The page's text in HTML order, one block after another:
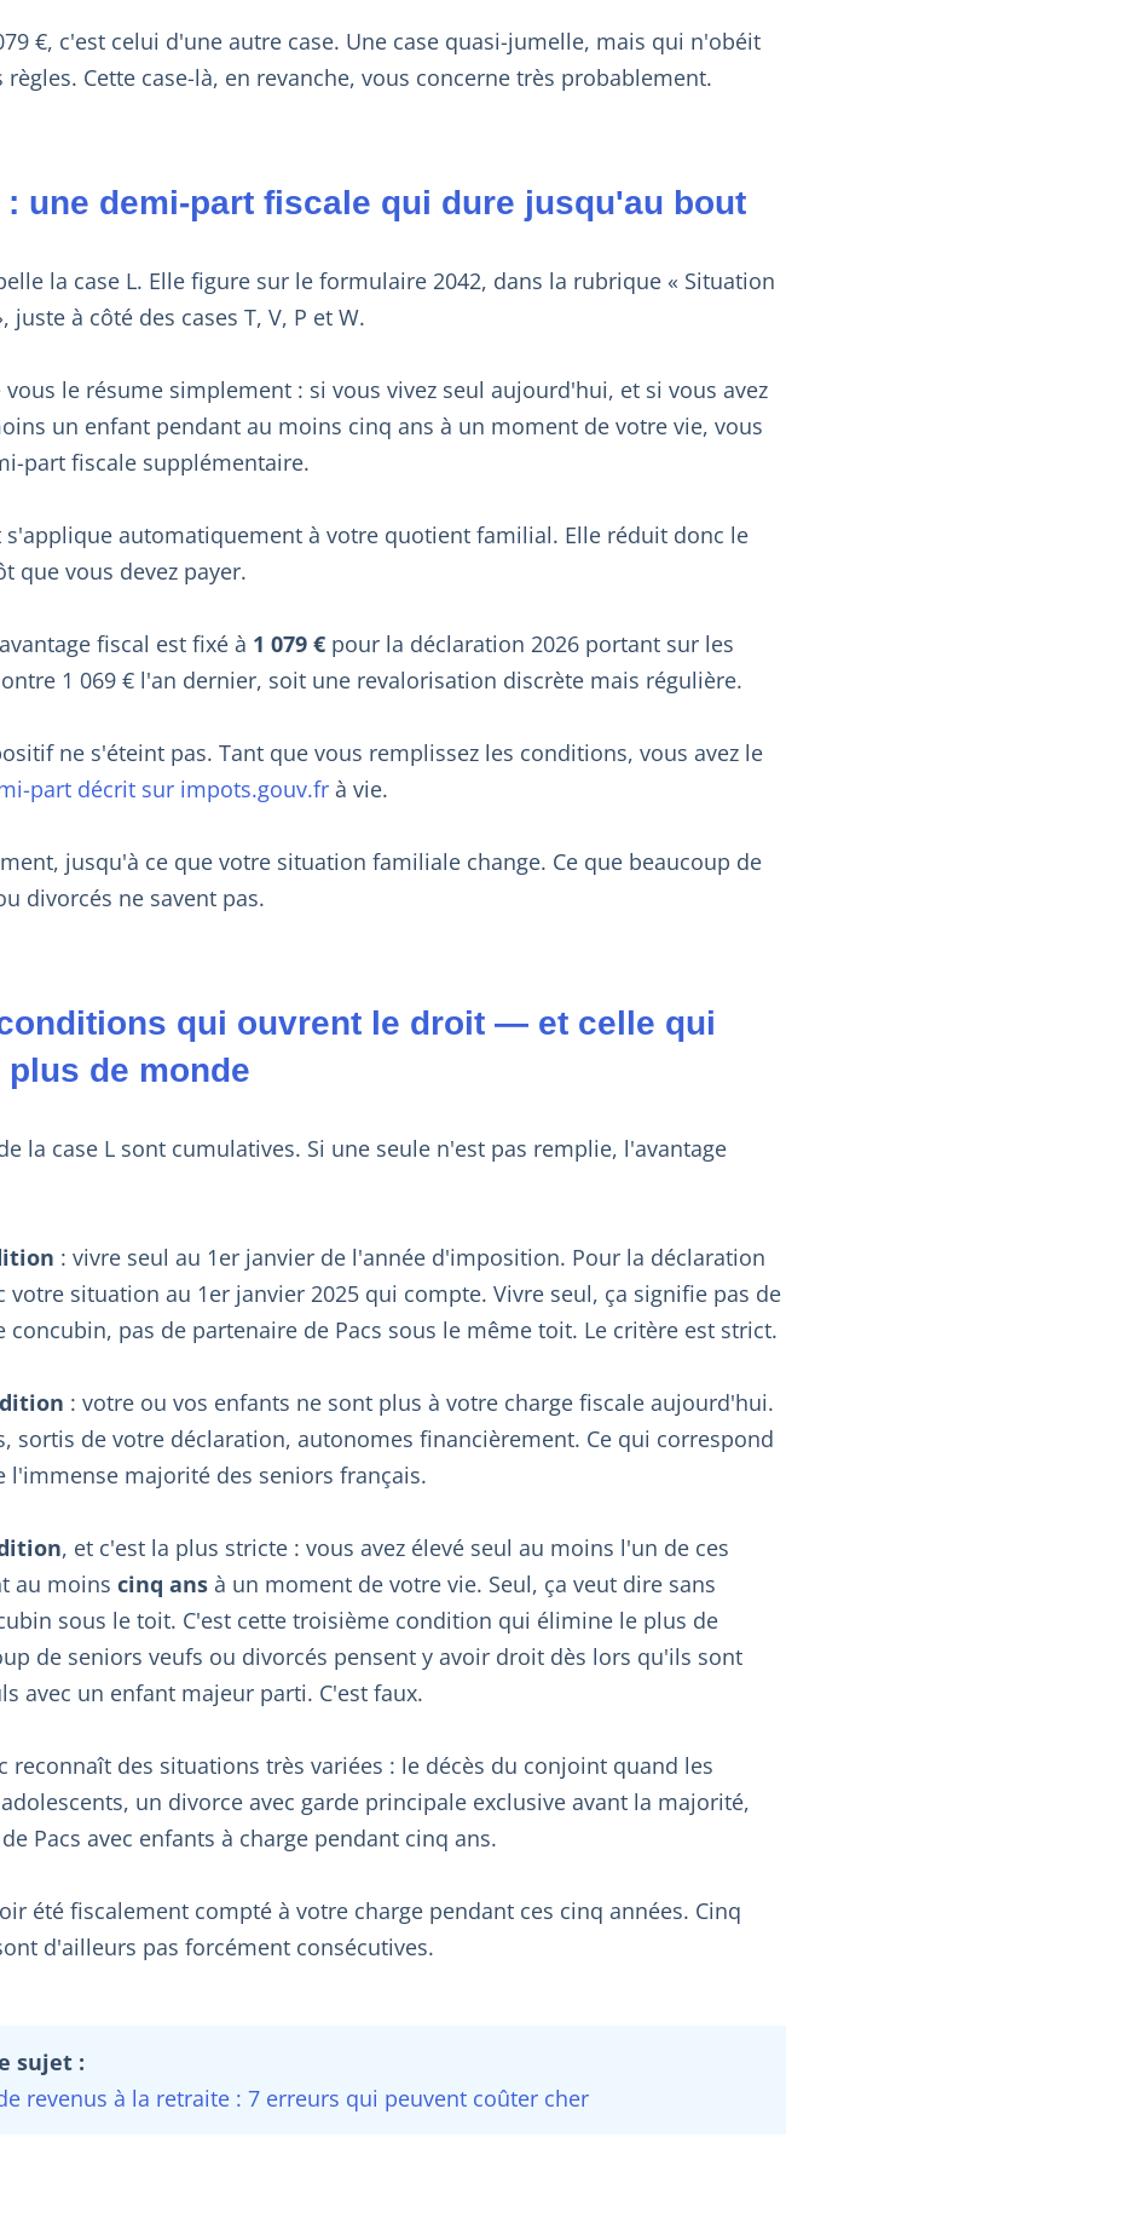
€, c'est celui d'une autre case. Une case quasi-jumelle, mais qui n'obéit
règles. Cette case-là, en revanche, vous concerne très probablement.
: une demi-part fiscale qui dure jusqu'au bout
la case L. Elle figure sur le formulaire 2042, dans la rubrique « Situation
juste à côté des cases T, V, P et W.
le résume simplement : si vous vivez seul aujourd'hui, et si vous avez
un enfant pendant au moins cinq ans à un moment de votre vie, vous
part fiscale supplémentaire.
s'applique automatiquement à votre quotient familial. Elle réduit donc le
que vous devez payer.
fiscal est fixé à 1 079 € pour la déclaration 2026 portant sur les
1 069 € l'an dernier, soit une revalorisation discrète mais régulière.
ne s'éteint pas. Tant que vous remplissez les conditions, vous avez le
part décrit sur impots.gouv.fr à vie.
jusqu'à ce que votre situation familiale change. Ce que beaucoup de
divorcés ne savent pas.
qui ouvrent le droit — et celle qui
de monde
la case L sont cumulatives. Si une seule n'est pas remplie, l'avantage
: vivre seul au 1er janvier de l'année d'imposition. Pour la déclaration
votre situation au 1er janvier 2025 qui compte. Vivre seul, ça signifie pas de
concubin, pas de partenaire de Pacs sous le même toit. Le critère est strict.
: votre ou vos enfants ne sont plus à votre charge fiscale aujourd'hui.
sortis de votre déclaration, autonomes financièrement. Ce qui correspond
l'immense majorité des seniors français.
, et c'est la plus stricte : vous avez élevé seul au moins l'un de ces
au moins cinq ans à un moment de votre vie. Seul, ça veut dire sans
sous le toit. C'est cette troisième condition qui élimine le plus de
de seniors veufs ou divorcés pensent y avoir droit dès lors qu'ils sont
avec un enfant majeur parti. C'est faux.
reconnaît des situations très variées : le décès du conjoint quand les
un divorce avec garde principale exclusive avant la majorité,
Pacs avec enfants à charge pendant cinq ans.
été fiscalement compté à votre charge pendant ces cinq années. Cinq
d'ailleurs pas forcément consécutives.
sujet :
revenus à la retraite : 7 erreurs qui peuvent coûter cher